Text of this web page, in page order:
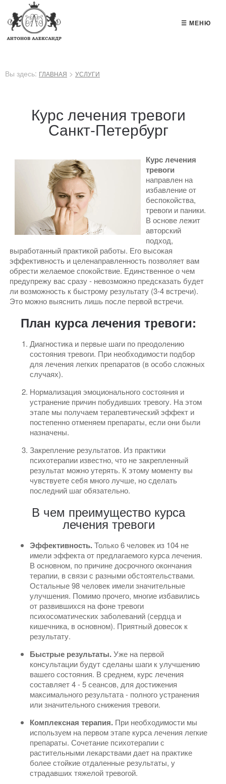
☰ МЕНЮ
Вы здесь: ГЛАВНАЯ > УСЛУГИ
Курс лечения тревоги
Санкт-Петербург
Курс лечения
тревоги
направлен на
избавление от
беспокойства,
тревоги и паники.
В основе лежит
авторский
подход,
выработанный практикой работы. Его высокая
эффективность и целенаправленность позволяет вам
обрести желаемое спокойствие. Единственное о чем
предупрежу вас сразу - невозможно предсказать будет
ли возможность к быстрому результату (3-4 встречи).
Это можно выяснить лишь после первой встречи.
План курса лечения тревоги:
Диагностика и первые шаги по преодолению
состояния тревоги. При необходимости подбор
для лечения легких препаратов (в особо сложных
случаях).
Нормализация эмоционального состояния и
устранение причин побудивших тревогу. На этом
этапе мы получаем терапевтический эффект и
постепенно отменяем препараты, если они были
назначены.
Закрепление результатов. Из практики
психотерапии известно, что не закрепленный
результат можно утерять. К этому моменту вы
чувствуете себя много лучше, но сделать
последний шаг обязательно.
В чем преимущество курса
лечения тревоги
Эффективность.Только 6 человек из 104 не
имели эффекта от предлагаемого курса лечения.
В основном, по причине досрочного окончания
терапии, в связи с разными обстоятельствами.
Остальные 98 человек имели значительные
улучшения. Помимо прочего, многие избавились
от развившихся на фоне тревоги
психосоматических заболеваний (сердца и
кишечника, в основном). Приятный довесок к
результату.
Быстрые результаты.Уже на первой
консультации будут сделаны шаги к улучшению
вашего состояния. В среднем, курс лечения
составляет 4 - 5 сеансов, для достижения
максимального результата - полного устранения
или значительного снижения тревоги.
Комплексная терапия.При необходимости мы
используем на первом этапе курса лечения легкие
препараты. Сочетание психотерапии с
растительными лекарствами дает на практике
более стойкие отдаленные результаты, у
страдавших тяжелой тревогой.